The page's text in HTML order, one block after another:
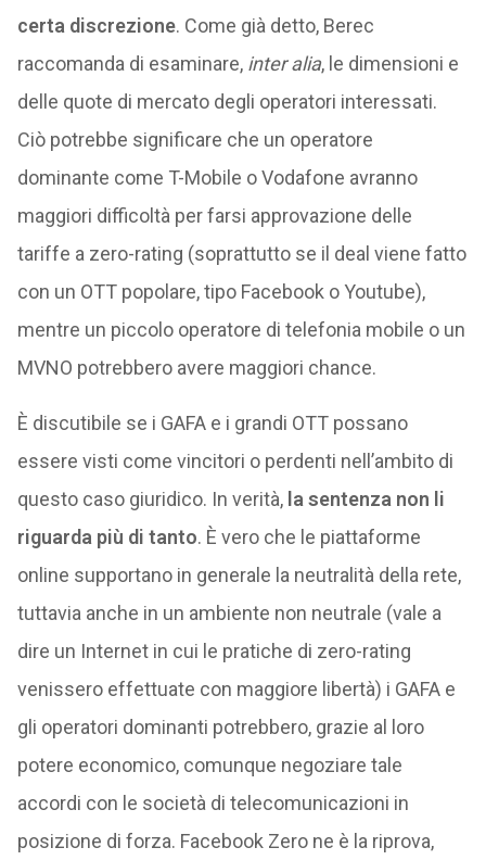
certa discrezione. Come già detto, Berec
raccomanda di esaminare, inter alia, le dimensioni e
delle quote di mercato degli operatori interessati.
Ciò potrebbe significare che un operatore
dominante come T-Mobile o Vodafone avranno
maggiori difficoltà per farsi approvazione delle
tariffe a zero-rating (soprattutto se il deal viene fatto
con un OTT popolare, tipo Facebook o Youtube),
mentre un piccolo operatore di telefonia mobile o un
MVNO potrebbero avere maggiori chance.
È discutibile se i GAFA e i grandi OTT possano
essere visti come vincitori o perdenti nell’ambito di
questo caso giuridico. In verità, la sentenza non li
riguarda più di tanto. È vero che le piattaforme
online supportano in generale la neutralità della rete,
tuttavia anche in un ambiente non neutrale (vale a
dire un Internet in cui le pratiche di zero-rating
venissero effettuate con maggiore libertà) i GAFA e
gli operatori dominanti potrebbero, grazie al loro
potere economico, comunque negoziare tale
accordi con le società di telecomunicazioni in
posizione di forza. Facebook Zero ne è la riprova,